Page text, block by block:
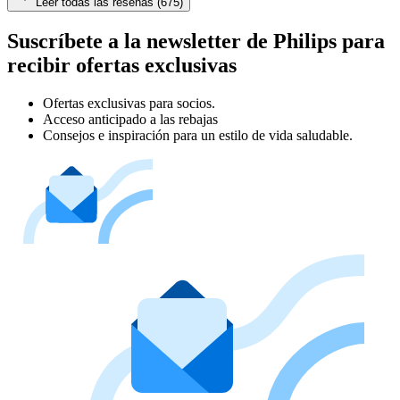
Suscríbete a la newsletter de Philips para
recibir ofertas exclusivas
Ofertas exclusivas para socios.
Acceso anticipado a las rebajas
Consejos e inspiración para un estilo de vida saludable.